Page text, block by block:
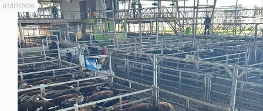
03/03/2026